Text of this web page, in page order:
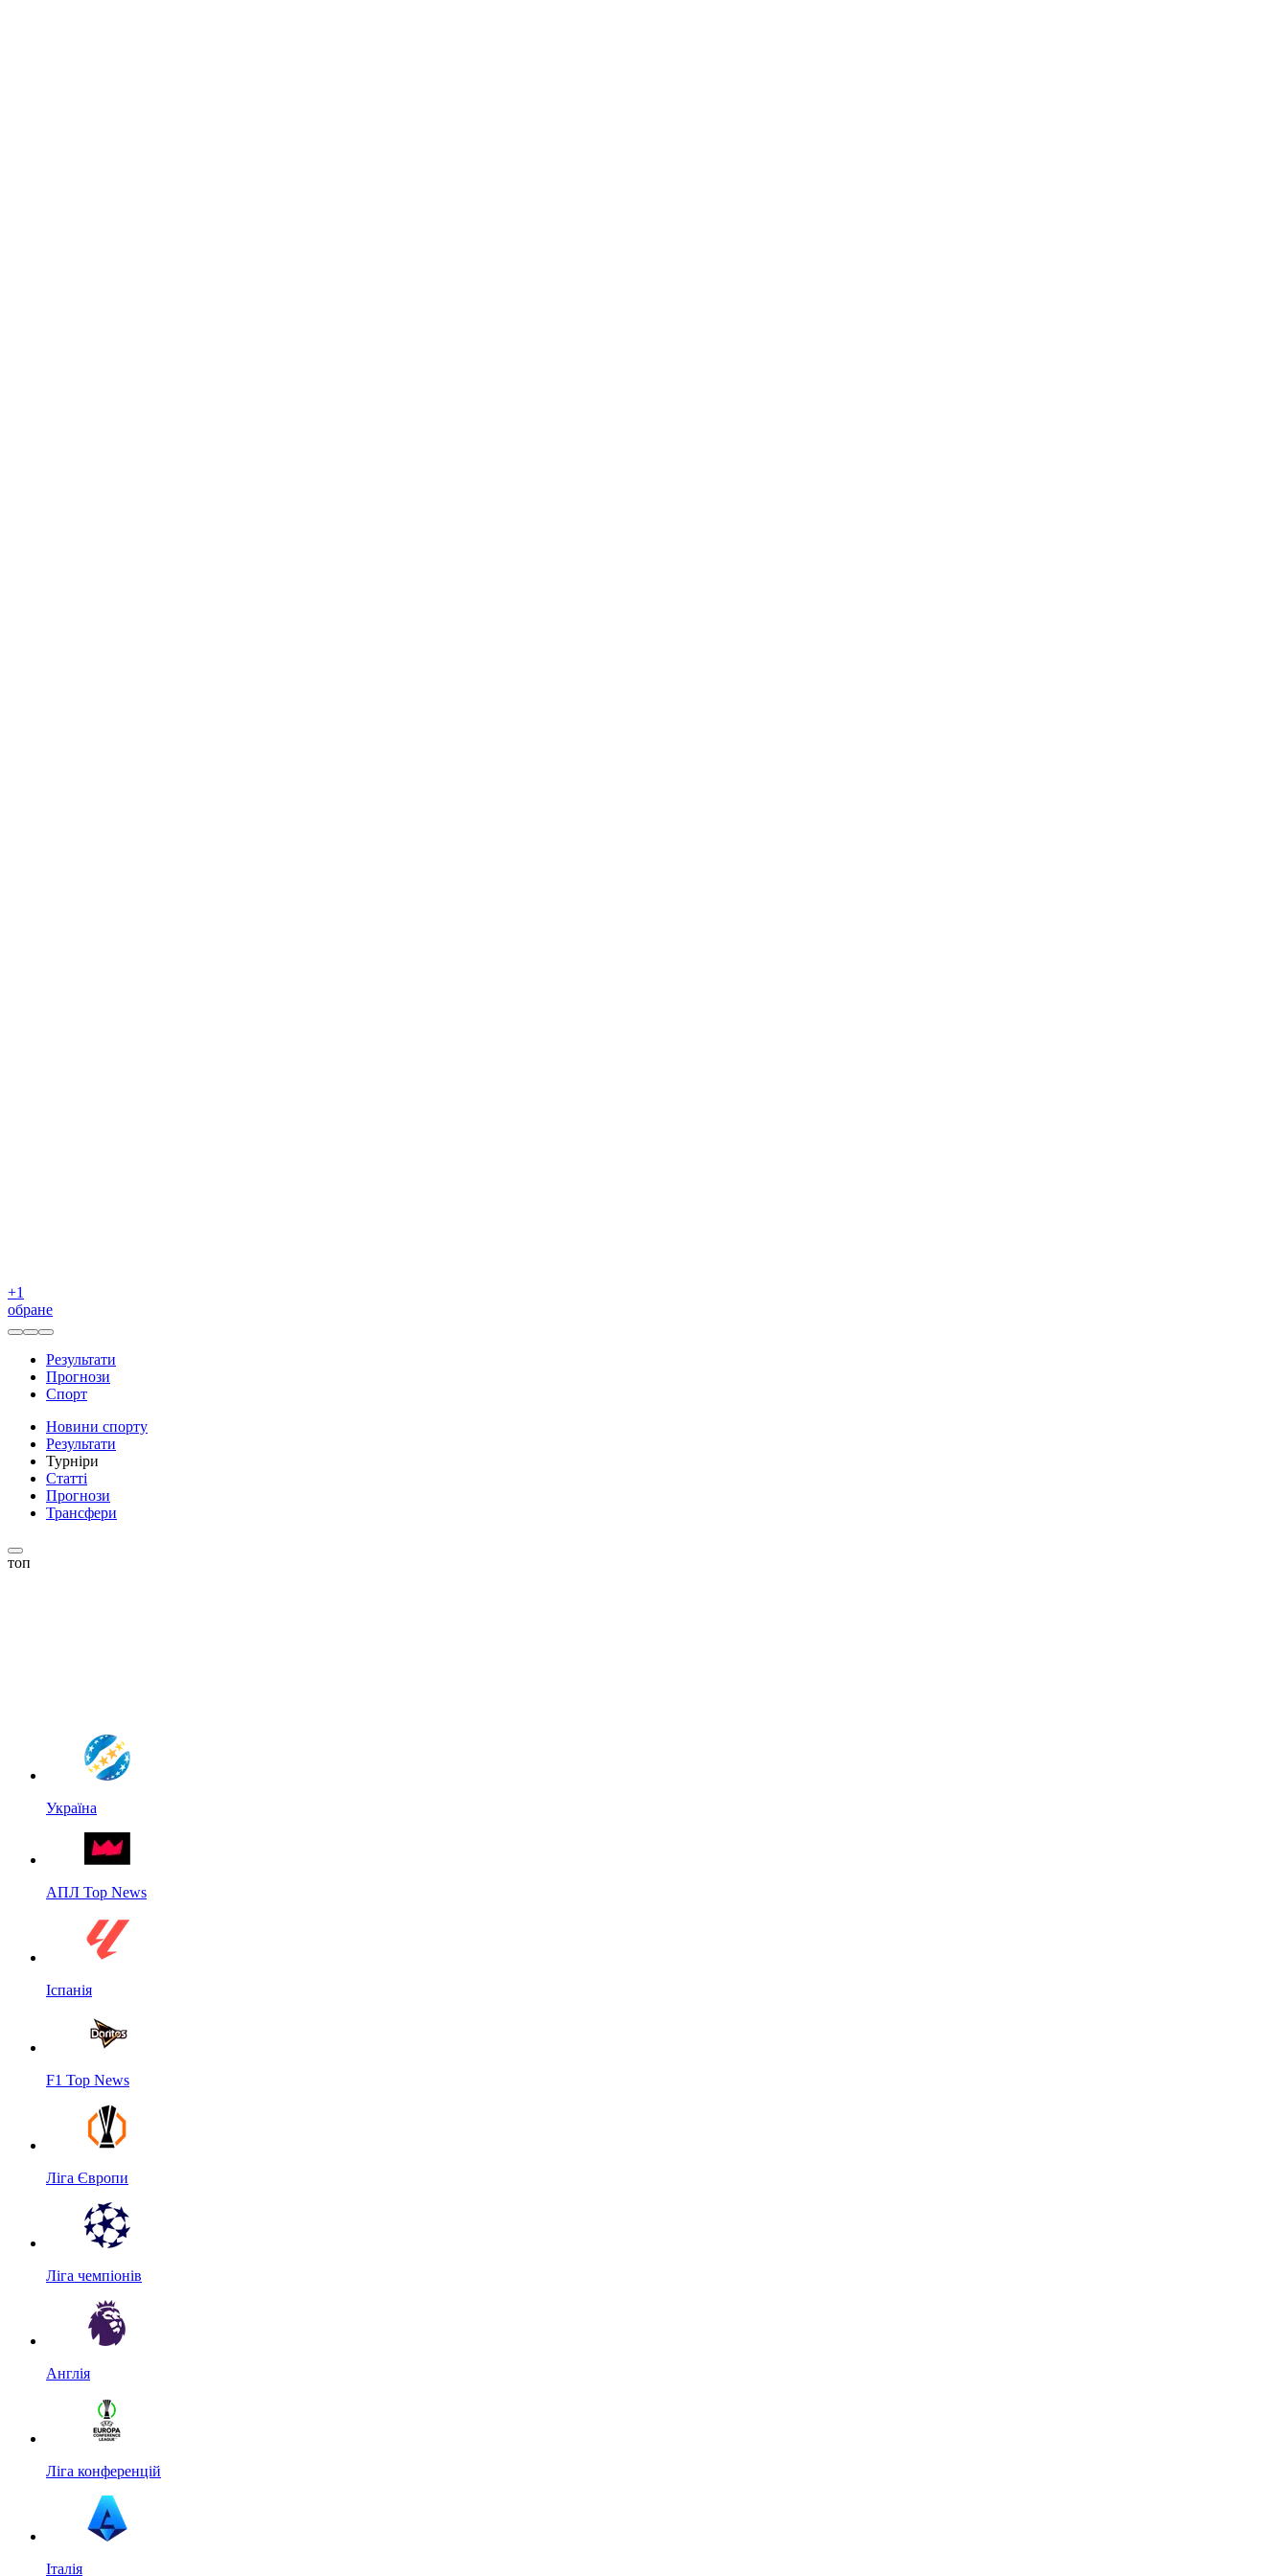
+1
обране
Результати
Прогнози
Спорт
Новини спорту
Результати
Турніри
Статті
Прогнози
Трансфери
топ
Україна
АПЛ Top News
Іспанія
F1 Top News
Ліга Європи
Ліга чемпіонів
Англія
Ліга конференцій
Італія